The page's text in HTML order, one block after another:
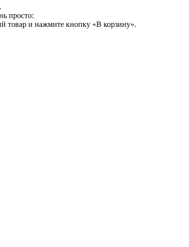
просто:
товар и нажмите кнопку «В корзину».